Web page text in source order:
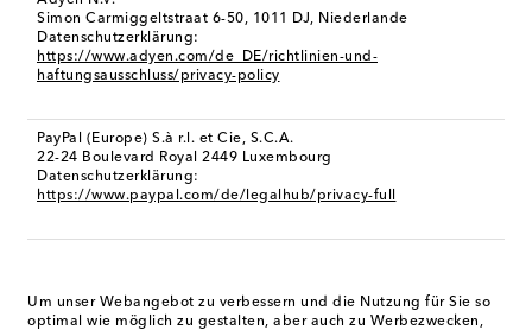
Simon Carmiggeltstraat 6-50, 1011 DJ, Niederlande
Datenschutzerklärung:
https://www.adyen.com/de_DE/richtlinien-und-
haftungsausschluss/privacy-policy
PayPal (Europe) S.à r.l. et Cie, S.C.A.
22-24 Boulevard Royal 2449 Luxembourg
Datenschutzerklärung:
https://www.paypal.com/de/legalhub/privacy-full
Um unser Webangebot zu verbessern und die Nutzung für Sie so
optimal wie möglich zu gestalten, aber auch zu Werbezwecken,